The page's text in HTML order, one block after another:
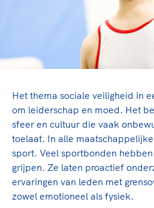
Sportakkoord II
TeamNL kids
Olympische geschiedenis
Nieuwspagina
Columns
Veilige en integere sport
Diversiteit en inclusie
Gezonde sportomgeving
Duurzaamheid
Vitale clubs en bestuurlijk
Sportmatch
Clubacties
Handboek Wet- en
Opleidingen en trainingen
TeamNL Academie Kalender
Kennisaanbod TeamNL
TeamNL Sport Science Centre
Olympische Spelen LA28
Paralympische Spelen LA28
Europese Spelen Istanbul 2027
Topsportbeleid
Topsportfinanciering
Het thema sociale veiligheid in
om leiderschap en moed. Het
sfeer en cultuur die vaak
toelaat. In alle
sport. Veel sportbonden
grijpen. Ze laten proactief
ervaringen van leden met
zowel emotioneel als fysiek.